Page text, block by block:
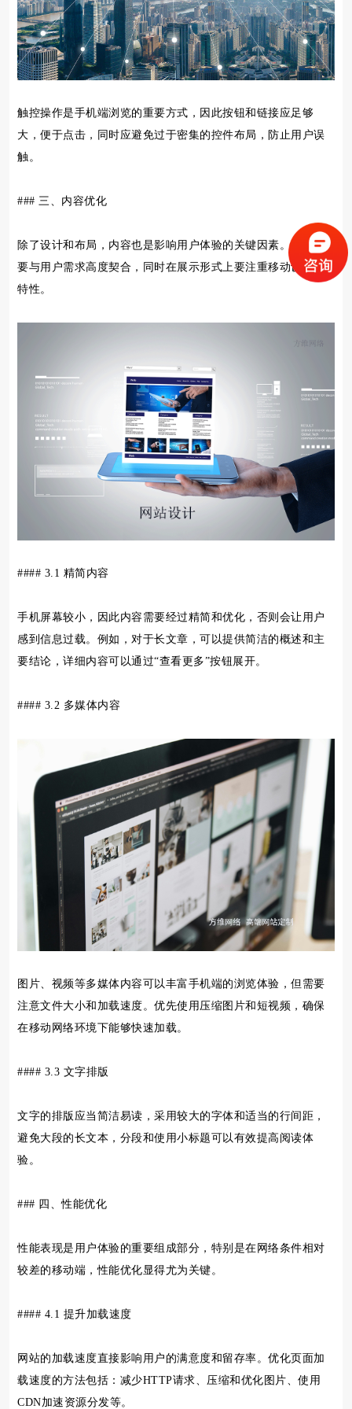
触控操作是手机端浏览的重要方式，因此按钮和链接应足够
大，便于点击，同时应避免过于密集的控件布局，防止用户误
触。
### 三、内容优化
除了设计和布局，内容也是影响用户体验的关键因素。内容需
要与用户需求高度契合，同时在展示形式上要注重移动设备的
特性。
#### 3.1 精简内容
手机屏幕较小，因此内容需要经过精简和优化，否则会让用户
感到信息过载。例如，对于长文章，可以提供简洁的概述和主
要结论，详细内容可以通过“查看更多”按钮展开。
#### 3.2 多媒体内容
图片、视频等多媒体内容可以丰富手机端的浏览体验，但需要
注意文件大小和加载速度。优先使用压缩图片和短视频，确保
在移动网络环境下能够快速加载。
#### 3.3 文字排版
文字的排版应当简洁易读，采用较大的字体和适当的行间距，
避免大段的长文本，分段和使用小标题可以有效提高阅读体
验。
### 四、性能优化
性能表现是用户体验的重要组成部分，特别是在网络条件相对
较差的移动端，性能优化显得尤为关键。
#### 4.1 提升加载速度
网站的加载速度直接影响用户的满意度和留存率。优化页面加
载速度的方法包括：减少HTTP请求、压缩和优化图片、使用
CDN加速资源分发等。